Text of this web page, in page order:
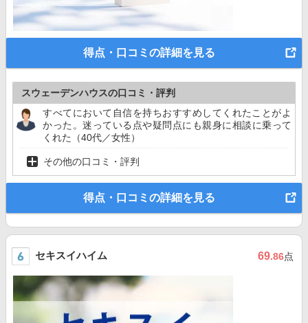
得点・口コミの詳細を見る
スウェーデンハウスの口コミ・評判
すべてにおいて自信を持ちおすすめしてくれたことがよ
かった。迷っている点や疑問点にも親身に相談に乗って
くれた（40代／女性）
その他の口コミ・評判
得点・口コミの詳細を見る
セキスイハイム 69.86点